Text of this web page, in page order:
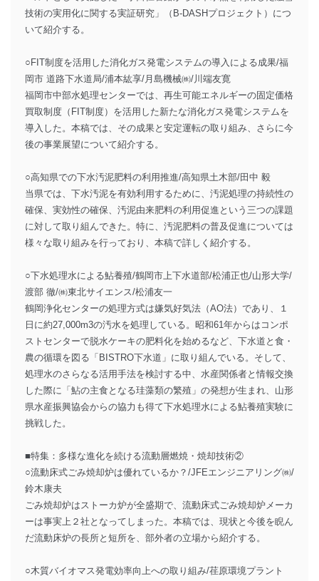
技術の実用化に関する実証研究」（B-DASHプロジェクト）につ
いて紹介する。
○FIT制度を活用した消化ガス発電システムの導入による成果/福
岡市 道路下水道局/浦本紘享/月島機械㈱/川端友寛
福岡市中部水処理センターでは、再生可能エネルギーの固定価格
買取制度（FIT制度）を活用した新たな消化ガス発電システムを
導入した。本稿では、その成果と安定運転の取り組み、さらに今
後の事業展望について紹介する。
○高知県での下水汚泥肥料の利用推進/高知県土木部/田中 毅
当県では、下水汚泥を有効利用するために、汚泥処理の持続性の
確保、実効性の確保、汚泥由来肥料の利用促進という三つの課題
に対して取り組んできた。特に、汚泥肥料の普及促進については
様々な取り組みを行っており、本稿で詳しく紹介する。
○下水処理水による鮎養殖/鶴岡市上下水道部/松浦正也/山形大学/
渡部 徹/㈱東北サイエンス/松浦友一
鶴岡浄化センターの処理方式は嫌気好気法（AO法）であり、１
日に約27,000m3の汚水を処理している。昭和61年からはコンポ
ストセンターで脱水ケーキの肥料化を始めるなど、下水道と食・
農の循環を図る「BISTRO下水道」に取り組んでいる。そして、
処理水のさらなる活用手法を検討する中、水産関係者と情報交換
した際に「鮎の主食となる珪藻類の繁殖」の発想が生まれ、山形
県水産振興協会からの協力も得て下水処理水による鮎養殖実験に
挑戦した。
■特集：多様な進化を続ける流動層燃焼・焼却技術②
○流動床式ごみ焼却炉は優れているか？/JFEエンジニアリング㈱/
鈴木康夫
ごみ焼却炉はストーカ炉が全盛期で、流動床式ごみ焼却炉メーカ
ーは事実上２社となってしまった。本稿では、現状と今後を睨ん
だ流動床炉の長所と短所を、部外者の立場から紹介する。
○木質バイオマス発電効率向上への取り組み/荏原環境プラント